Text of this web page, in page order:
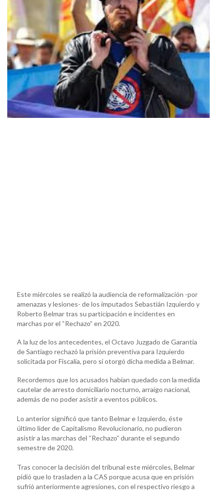
Este miércoles se realizó la audiencia de reformalización -por
amenazas y lesiones- de los imputados Sebastián Izquierdo y
Roberto Belmar tras su participación e incidentes en
marchas por el “Rechazo” en 2020.
A la luz de los antecedentes, el Octavo Juzgado de Garantía
de Santiago rechazó la prisión preventiva para Izquierdo
solicitada por Fiscalía, pero sí otorgó dicha medida a Belmar.
Recordemos que los acusados habían quedado con la medida
cautelar de arresto domiciliario nocturno, arraigo nacional,
además de no poder asistir a eventos públicos.
Lo anterior significó que tanto Belmar e Izquierdo, éste
último líder de Capitalismo Revolucionario, no pudieron
asistir a las marchas del “Rechazo” durante el segundo
semestre de 2020.
Tras conocer la decisión del tribunal este miércoles, Belmar
pidió que lo trasladen a la CAS porque acusa que en prisión
sufrió anteriormente agresiones, con el respectivo riesgo a